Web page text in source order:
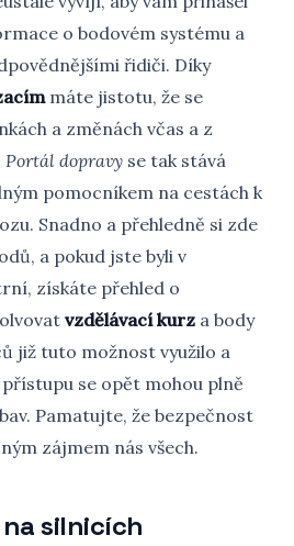
o bodovém systému a
řidiči. Díky
máte jistotu, že se
a změnách včas a z
Portál dopravy se tak stává
pomocníkem na cestách k
Snadno a přehledně si zde
a pokud jste byli v
získáte přehled o
vzdělávací kurz a body
již tuto možnost využilo a
se opět mohou plně
Pamatujte, že bezpečnost
zájmem nás všech.
silnicích